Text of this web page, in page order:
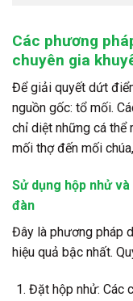
Các phương
chuyên gia
Để giải quyết dứt
nguồn gốc: tổ mối.
chỉ diệt những cá thể
mối thợ đến mối
Sử dụng hộp nhử
đàn
Đây là phương pháp
hiệu quả bậc nhất.
Đặt hộp nhử: Các